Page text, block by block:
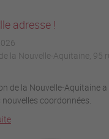
adresse !
la Nouvelle-Aquitaine, 95
de la Nouvelle-Aquitaine
nouvelles coordonnées.